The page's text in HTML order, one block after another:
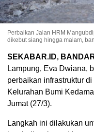
Perbaikan Jalan HRM
dikebut siang hingga malam,
SEKABAR.ID,
Lampung, Eva Dwiana,
perbaikan infrastruktur
Kelurahan Bumi
Jumat (27/3).
Langkah ini dilakukan